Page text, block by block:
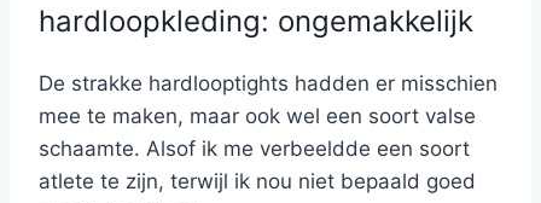
hardloopkleding: ongemakkelijk
De strakke hardlooptights hadden er misschien
mee te maken, maar ook wel een soort valse
schaamte. Alsof ik me verbeeldde een soort
atlete te zijn, terwijl ik nou niet bepaald goed